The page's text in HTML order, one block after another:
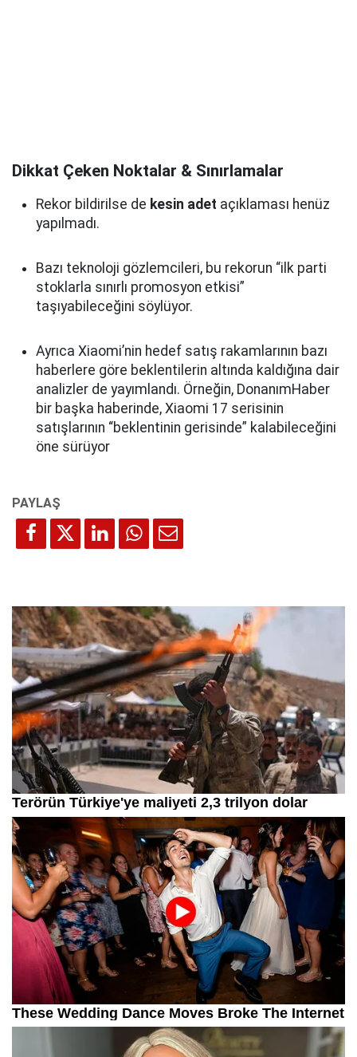
Dikkat Çeken Noktalar & Sınırlamalar
Rekor bildirilse de kesin adet açıklaması henüz
yapılmadı.
Bazı teknoloji gözlemcileri, bu rekorun “ilk parti
stoklarla sınırlı promosyon etkisi”
taşıyabileceğini söylüyor.
Ayrıca Xiaomi’nin hedef satış rakamlarının bazı
haberlere göre beklentilerin altında kaldığına dair
analizler de yayımlandı. Örneğin, DonanımHaber
bir başka haberinde, Xiaomi 17 serisinin
satışlarının “beklentinin gerisinde” kalabileceğini
öne sürüyor